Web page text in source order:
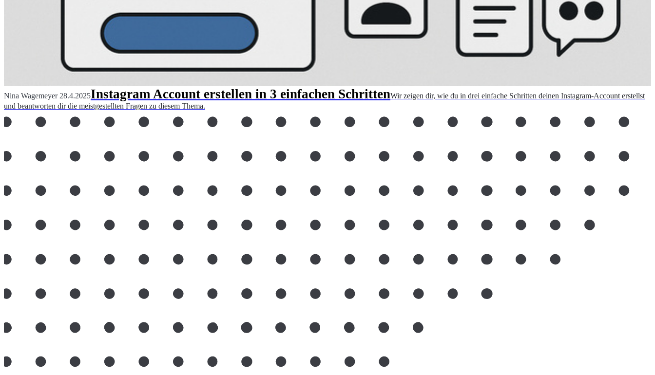
Nina Wagemeyer 28.4.2025Instagram Account erstellen in 3 einfachen SchrittenWir zeigen dir, wie du in drei einfache Schritten deinen Instagram-Account erstellst
und beantworten dir die meistgestellten Fragen zu diesem Thema.